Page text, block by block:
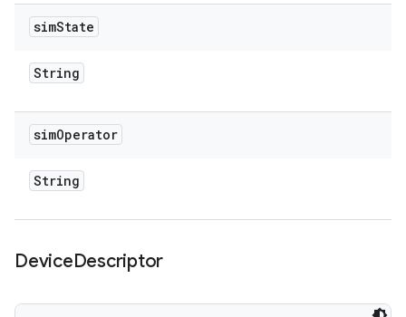
simState
String
simOperator
String
DeviceDescriptor